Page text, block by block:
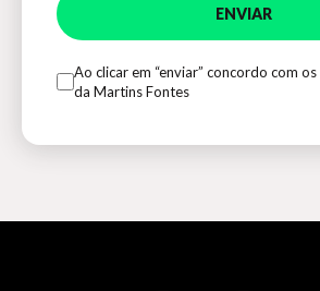
ENVIAR
Ao clicar em “enviar” concordo com os
da Martins Fontes